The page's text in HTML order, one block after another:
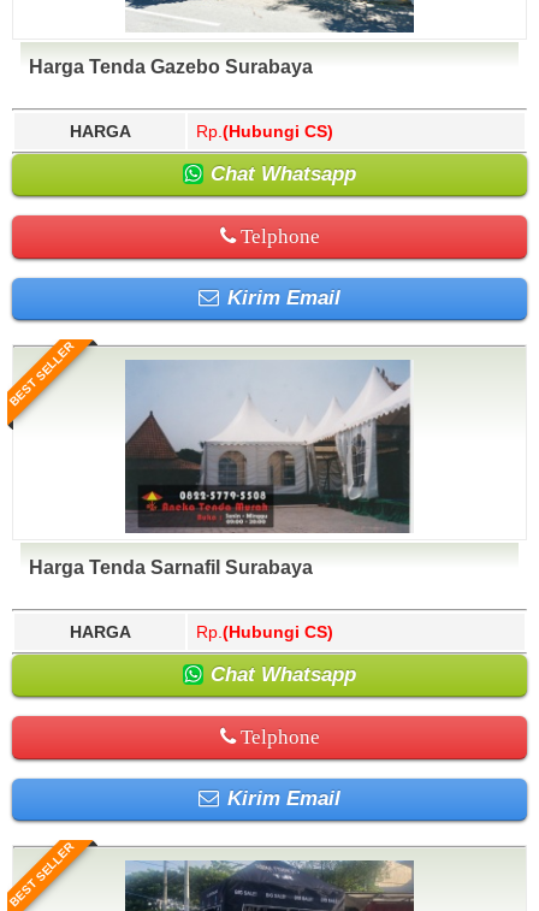
Harga Tenda Gazebo Surabaya
HARGA Rp. (Hubungi CS)
Chat Whatsapp
Telphone
Kirim Email
BEST SELLER
Harga Tenda Sarnafil Surabaya
HARGA Rp. (Hubungi CS)
Chat Whatsapp
Telphone
Kirim Email
BEST SELLER